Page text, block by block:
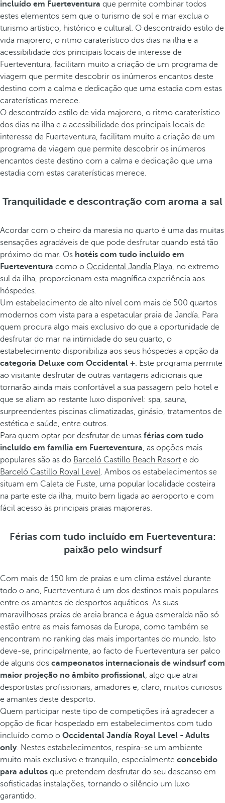
incluído em Fuerteventura que permite combinar todos
estes elementos sem que o turismo de sol e mar exclua o
turismo artístico, histórico e cultural. O descontraído estilo de
vida majorero, o ritmo caraterístico dos dias na ilha e a
acessibilidade dos principais locais de interesse de
Fuerteventura, facilitam muito a criação de um programa de
viagem que permite descobrir os inúmeros encantos deste
destino com a calma e dedicação que uma estadia com estas
caraterísticas merece.
O descontraído estilo de vida majorero, o ritmo caraterístico
dos dias na ilha e a acessibilidade dos principais locais de
interesse de Fuerteventura, facilitam muito a criação de um
programa de viagem que permite descobrir os inúmeros
encantos deste destino com a calma e dedicação que uma
estadia com estas caraterísticas merece.
Tranquilidade e descontração com aroma a sal
Acordar com o cheiro da maresia no quarto é uma das muitas
sensações agradáveis de que pode desfrutar quando está tão
próximo do mar. Os hotéis com tudo incluído em
Fuerteventura como o Occidental Jandía Playa, no extremo
sul da ilha, proporcionam esta magnífica experiência aos
hóspedes.
Um estabelecimento de alto nível com mais de 500 quartos
modernos com vista para a espetacular praia de Jandía. Para
quem procura algo mais exclusivo do que a oportunidade de
desfrutar do mar na intimidade do seu quarto, o
estabelecimento disponibiliza aos seus hóspedes a opção da
categoria Deluxe com Occidental +. Este programa permite
ao visitante desfrutar de outras vantagens adicionais que
tornarão ainda mais confortável a sua passagem pelo hotel e
que se aliam ao restante luxo disponível: spa, sauna,
surpreendentes piscinas climatizadas, ginásio, tratamentos de
estética e saúde, entre outros.
Para quem optar por desfrutar de umas férias com tudo
incluído em família em Fuerteventura, as opções mais
populares são as do Barceló Castillo Beach Resort e do
Barceló Castillo Royal Level. Ambos os estabelecimentos se
situam em Caleta de Fuste, uma popular localidade costeira
na parte este da ilha, muito bem ligada ao aeroporto e com
fácil acesso às principais praias majoreras.
Férias com tudo incluído em Fuerteventura:
paixão pelo windsurf
Com mais de 150 km de praias e um clima estável durante
todo o ano, Fuerteventura é um dos destinos mais populares
entre os amantes de desportos aquáticos. As suas
maravilhosas praias de areia branca e água esmeralda não só
estão entre as mais famosas da Europa, como também se
encontram no ranking das mais importantes do mundo. Isto
deve-se, principalmente, ao facto de Fuerteventura ser palco
de alguns dos campeonatos internacionais de windsurf com
maior projeção no âmbito profissional, algo que atrai
desportistas profissionais, amadores e, claro, muitos curiosos
e amantes deste desporto.
Quem participar neste tipo de competições irá agradecer a
opção de ficar hospedado em estabelecimentos com tudo
incluído como o Occidental Jandía Royal Level - Adults
only. Nestes estabelecimentos, respira-se um ambiente
muito mais exclusivo e tranquilo, especialmente concebido
para adultos que pretendem desfrutar do seu descanso em
sofisticadas instalações, tornando o silêncio um luxo
garantido.